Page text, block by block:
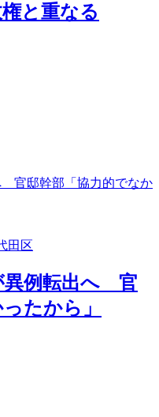
と重なる
官邸幹部「協力的でなか
異例転出へ 官
たから」